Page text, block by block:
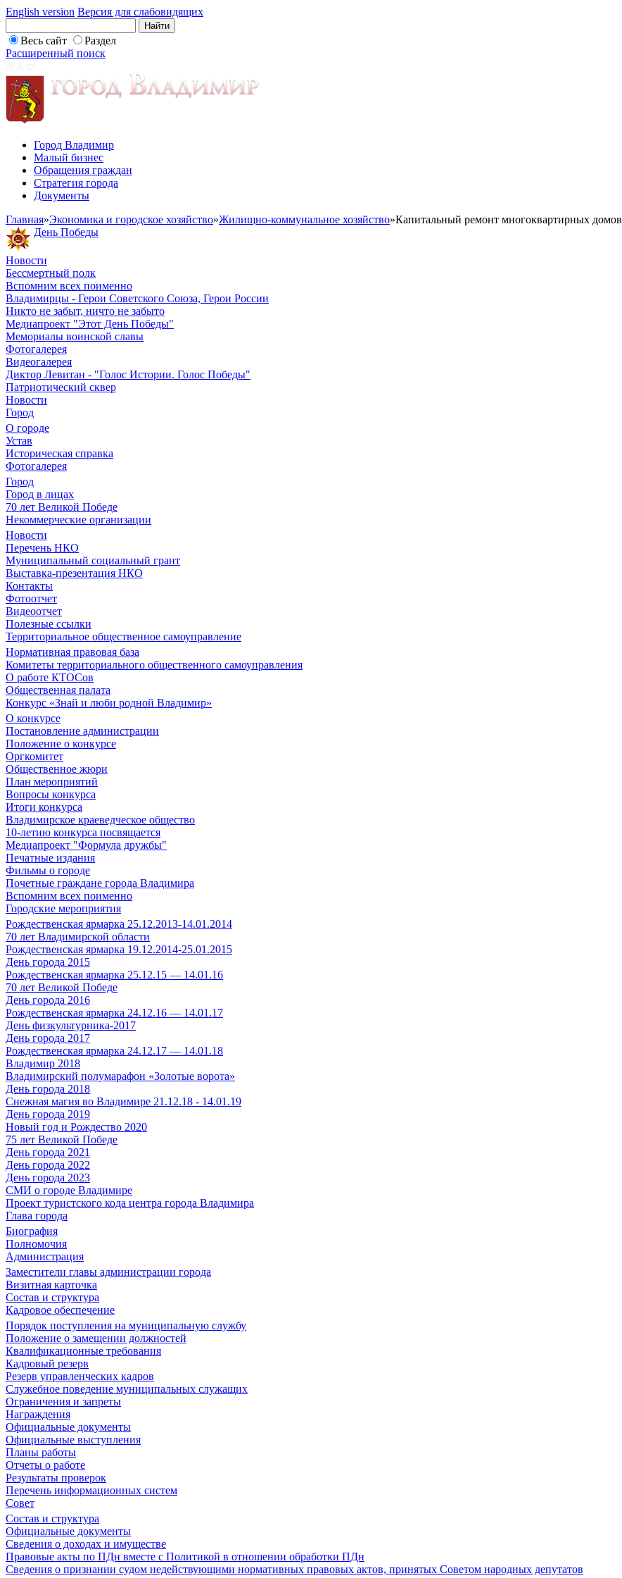
English version Версия для слабовидящих
Весь сайт
Раздел
Расширенный поиск
Город Владимир
Малый бизнес
Обращения граждан
Стратегия города
Документы
Главная»Экономика и городское хозяйство»Жилищно-коммунальное хозяйство»Капитальный ремонт многоквартирных домов
День Победы
Новости
Бессмертный полк
Вспомним всех поименно
Владимирцы - Герои Советского Союза, Герои России
Никто не забыт, ничто не забыто
Медиапроект "Этот День Победы"
Мемориалы воинской славы
Фотогалерея
Видеогалерея
Диктор Левитан - "Голос Истории. Голос Победы"
Патриотический сквер
Новости
Город
О городе
Устав
Историческая справка
Фотогалерея
Город
Город в лицах
70 лет Великой Победе
Некоммерческие организации
Новости
Перечень НКО
Муниципальный социальный грант
Выставка-презентация НКО
Контакты
Фотоотчет
Видеоотчет
Полезные ссылки
Территориальное общественное самоуправление
Нормативная правовая база
Комитеты территориального общественного самоуправления
О работе КТОСов
Общественная палата
Конкурс «Знай и люби родной Владимир»
О конкурсе
Постановление администрации
Положение о конкурсе
Оргкомитет
Общественное жюри
План мероприятий
Вопросы конкурса
Итоги конкурса
Владимирское краеведческое общество
10-летию конкурса посвящается
Медиапроект "Формула дружбы"
Печатные издания
Фильмы о городе
Почетные граждане города Владимира
Вспомним всех поименно
Городские мероприятия
Рождественская ярмарка 25.12.2013-14.01.2014
70 лет Владимирской области
Рождественская ярмарка 19.12.2014-25.01.2015
День города 2015
Рождественская ярмарка 25.12.15 — 14.01.16
70 лет Великой Победе
День города 2016
Рождественская ярмарка 24.12.16 — 14.01.17
День физкультурника-2017
День города 2017
Рождественская ярмарка 24.12.17 — 14.01.18
Владимир 2018
Владимирский полумарафон «Золотые ворота»
День города 2018
Снежная магия во Владимире 21.12.18 - 14.01.19
День города 2019
Новый год и Рождество 2020
75 лет Великой Победе
День города 2021
День города 2022
День города 2023
СМИ о городе Владимире
Проект туристского кода центра города Владимира
Глава города
Биография
Полномочия
Администрация
Заместители главы администрации города
Визитная карточка
Состав и структура
Кадровое обеспечение
Порядок поступления на муниципальную службу
Положение о замещении должностей
Квалификационные требования
Кадровый резерв
Резерв управленческих кадров
Служебное поведение муниципальных служащих
Ограничения и запреты
Награждения
Официальные документы
Официальные выступления
Планы работы
Отчеты о работе
Результаты проверок
Перечень информационных систем
Совет
Состав и структура
Официальные документы
Сведения о доходах и имуществе
Правовые акты по ПДн вместе с Политикой в отношении обработки ПДн
Сведения о признании судом недействующими нормативных правовых актов, принятых Советом народных депутатов